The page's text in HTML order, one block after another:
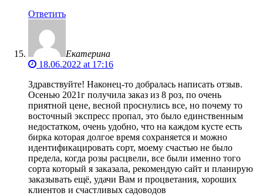
Ответить
Екатерина
18.06.2022 at 17:16
Здравствуйте! Наконец-то добралась написать отзыв.
Осенью 2021г получила заказ из 8 роз, по очень
приятной цене, весной проснулись все, но почему то
восточный экспресс пропал, это было единственным
недостатком, очень удобно, что на каждом кусте есть
бирка которая долгое время сохраняется и можно
идентификацировать сорт, моему счастью не было
предела, когда розы расцвели, все были именно того
сорта который я заказала, рекомендую сайт и планирую
заказывать ещё, удачи Вам и процветания, хороших
клиентов и счастливых садоводов